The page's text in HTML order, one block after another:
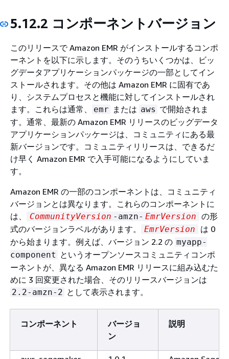
5.12.2 コンポーネントバージョン
このリリースで Amazon EMR がインストールするコンポ
ーネントを以下に示します。そのうちいくつかは、ビッ
グデータアプリケーションパッケージの一部としてイン
ストールされます。その他は Amazon EMR に固有であ
り、システムプロセスと機能に対してインストールされ
ます。これらは通常、
emr または aws で開始されま
す。通常、最新の Amazon EMR リリースのビッグデータ
アプリケーションパッケージは、コミュニティにある最
新バージョンです。コミュニティリリースは、できるだ
け早く Amazon EMR で入手可能になるようにしていま
す。
Amazon EMR の一部のコンポーネントは、コミュニティ
バージョンとは異なります。これらのコンポーネントに
は、
CommunityVersion -amzn- EmrVersion の形
式のバージョンラベルがあります。
EmrVersion
は 0
から始まります。例えば、バージョン 2.2 の myapp-
component というオープンソースコミュニティコンポ
ーネントが、異なる Amazon EMR リリースに組み込むた
めに 3 回変更された場合、そのリリースバージョンは
2.2-amzn-2 として表示されます。
コンポーネント
バージョ
ン
説明